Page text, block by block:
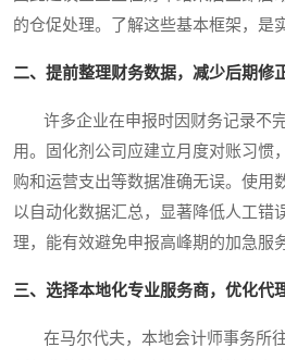
的仓促处理。了解这些基本框架，是
二、提前整理财务数据，减少后期修
许多企业在申报时因财务记录不
用。固化剂公司应建立月度对账习惯
购和运营支出等数据准确无误。使用
以自动化数据汇总，显著降低人工错
理，能有效避免申报高峰期的加急服
三、选择本地化专业服务商，优化代
在马尔代夫，本地会计师事务所